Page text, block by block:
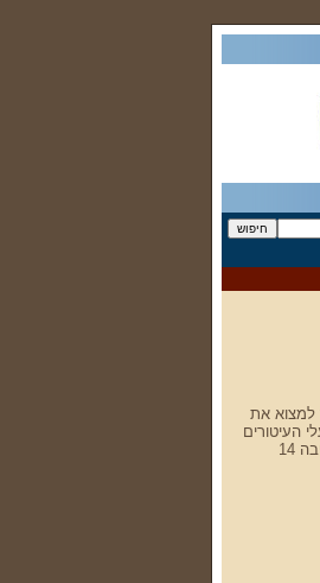
למצוא את
העיטורים
והצל"שים שלה ועוד. בכתבה תמצאו בין היתר את אתר פלוגה י', אתר גדוד 79 ואתר חטיבה 14